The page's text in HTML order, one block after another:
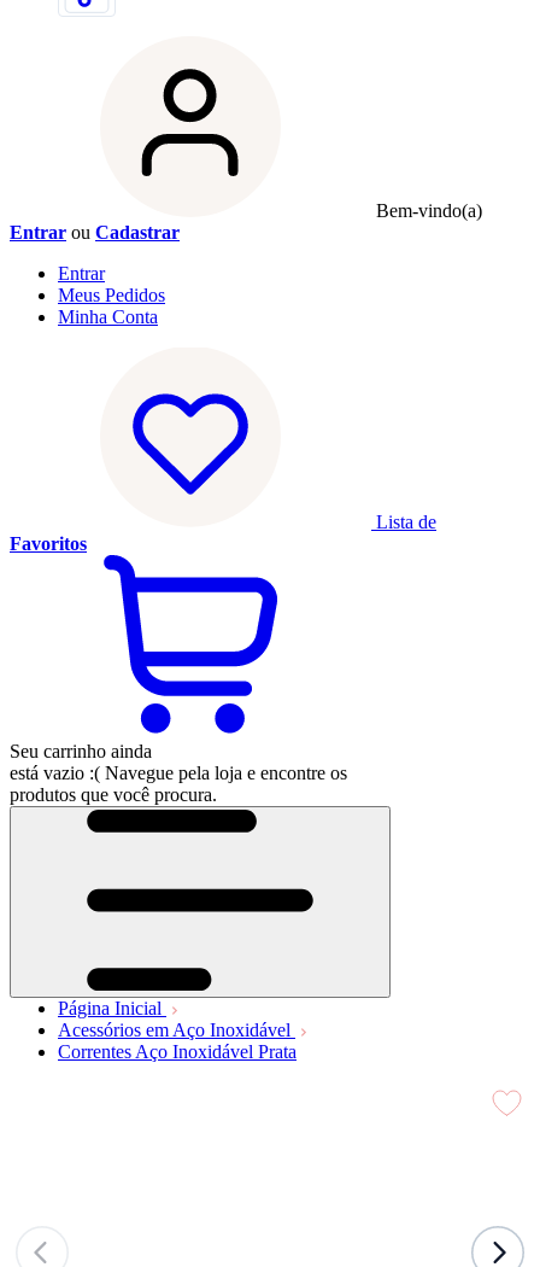
Bem-vindo(a)
Entrar ou Cadastrar
Entrar
Meus Pedidos
Minha Conta
Lista de
Favoritos
Seu carrinho ainda
está vazio :( Navegue pela loja e encontre os
produtos que você procura.
Página Inicial
Acessórios em Aço Inoxidável
Correntes Aço Inoxidável Prata